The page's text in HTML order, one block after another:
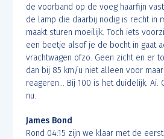
de voorband op de voeg haarfijn
de lamp die daarbij nodig is recht in
maakt sturen moeilijk. Toch iets
een beetje alsof je de bocht in gaat
vrachtwagen ofzo. Geen zicht en er
dan bij 85 km/u niet alleen voor
reageren… Bij 100 is het duidelijk. Ai.
nu.
James Bond
Rond 04:15 zijn we klaar met de